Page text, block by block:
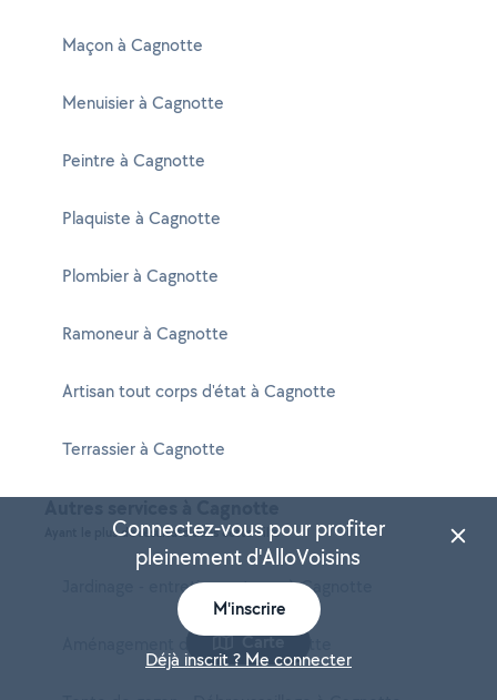
Maçon à Cagnotte
Menuisier à Cagnotte
Peintre à Cagnotte
Plaquiste à Cagnotte
Plombier à Cagnotte
Ramoneur à Cagnotte
Artisan tout corps d'état à Cagnotte
Terrassier à Cagnotte
Ayant le plus de résultats dans cette ville
Jardinage - entretien potager à Cagnotte
Carte
Connectez-vous pour profiter
pleinement d'AlloVoisins
M'inscrire
Déjà inscrit ? Me connecter